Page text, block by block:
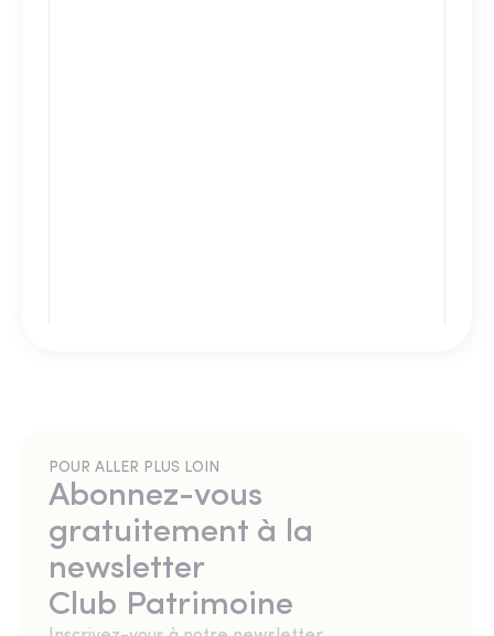
POUR ALLER PLUS LOIN
Abonnez-vous
gratuitement à la
newsletter
Club Patrimoine